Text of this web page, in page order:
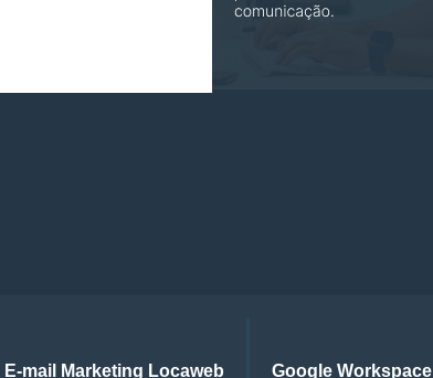
E-mail Marketing Locaweb Google Workspace